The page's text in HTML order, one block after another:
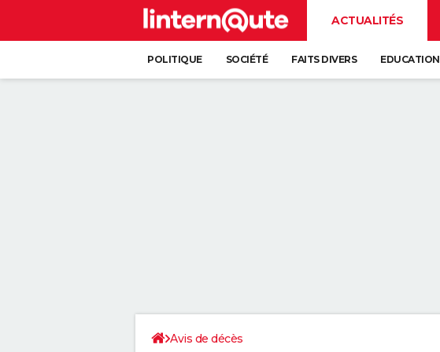
ACTUALITÉS
POLITIQUE SOCIÉTÉ FAITS DIVERS EDUCATION
Avis de décès